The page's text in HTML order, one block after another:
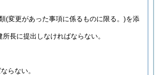
(変更があった事項に係るものに限る。)を添
長に提出しなければならない。
らない。